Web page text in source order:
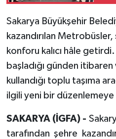
Sakarya Büyükşehir
kazandırılan Metrobüsler,
konforu kalıcı hâle
başladığı günden
kullandığı toplu taşıma
ilgili yeni bir
SAKARYA (İGFA) -
tarafından şehre